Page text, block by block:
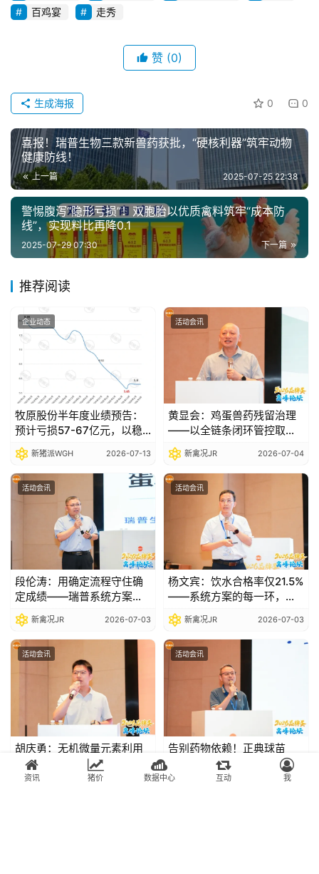
百鸡宴
走秀
赞 (0)
0 0
生成海报
喜报！瑞普生物三款新兽药获批，“硬核利器”筑牢动物
健康防线！
上一篇 2025-07-25 22:38
警惕腹泻“隐形亏损”！双胞胎以优质禽料筑牢“成本防
线”，实现料比再降0.1
下一篇
2025-07-29 07:30
推荐阅读
企业动态
牧原股份半年度业绩预告：
预计亏损57-67亿元，以稳
健经营穿越行业波动
新猪派WGH 2026-07-13
活动会讯
黄显会：鸡蛋兽药残留治理
——以全链条闭环管控取代
事后检测补救|2026品牌蛋
高峰论坛
新禽况JR 2026-07-04
活动会讯
段伦涛：用确定流程守住确
定成绩——瑞普系统方案破
解死淘失控、产蛋不稳、药
残检出三大痛点|2026品牌
蛋高峰论坛
新禽况JR 2026-07-03
活动会讯
杨文宾：饮水合格率仅21.5%
——系统方案的每一环，都
是价值兑现的底线|2026品
牌蛋高峰论坛
新禽况JR 2026-07-03
活动会讯
胡庆勇：无机微量元素利用
率受拮抗限制，有机产品以
更低添加量实现更好效
活动会讯
告别药物依赖！正典球苗
“4+2”方案开启蛋鸡球虫免疫
新时代|2026品牌蛋高峰论
资讯 猪价 数据中心 互动 我